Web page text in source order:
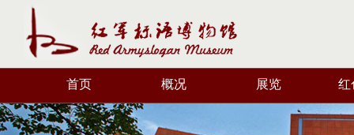
首页 概况 展览 红